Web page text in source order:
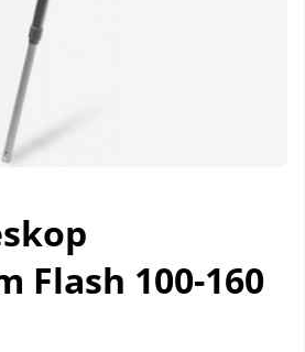
Flash 100-160